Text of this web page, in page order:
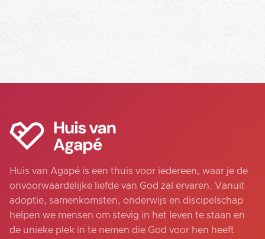
Huis van Agapé is een thuis voor iedereen, waar je de
onvoorwaardelijke liefde van God zal ervaren. Vanuit
adoptie, samenkomsten, onderwijs en discipelschap
helpen we mensen om stevig in het leven te staan en
de unieke plek in te nemen die God voor hen heeft